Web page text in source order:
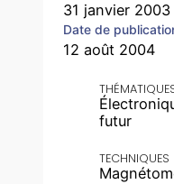
31 janvier 2003
Date de
12 août 2004
futur
TECHNIQUES